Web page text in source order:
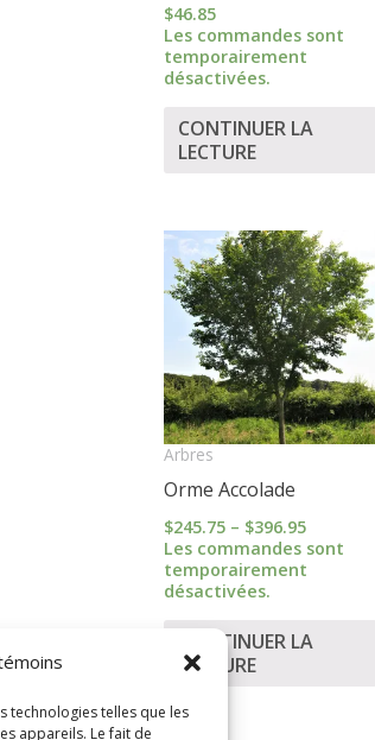
technologies telles que les
appareils. Le fait de
$46.85
Les commandes sont
temporairement
désactivées.
CONTINUER LA
LECTURE
Arbres
Orme Accolade
$245.75 – $396.95
Price
range:
$245.75
through
$396.95
Les commandes sont
temporairement
désactivées.
CONTINUER LA
LECTURE